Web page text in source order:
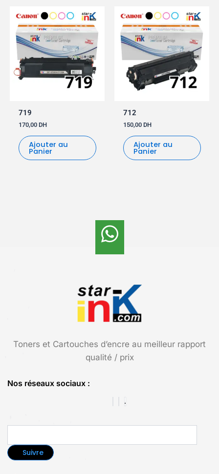
719
170,00 DH
Ajouter au
Panier
712
150,00 DH
Ajouter au
Panier
Toners et Cartouches d’encre au meilleur rapport
qualité / prix
Nos réseaux sociaux :
Suivre